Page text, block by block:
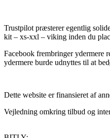
Trustpilot præsterer egentlig
kit – xs-xxl – viking inden du
Facebook frembringer ydermere
ydermere burde udnyttes til at
Dette website er finansieret af
Vejledning omkring tilbud og